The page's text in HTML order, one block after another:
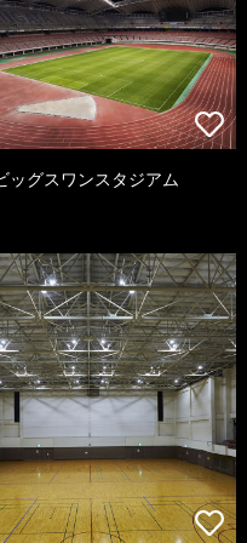
ッグスワンスタジアム